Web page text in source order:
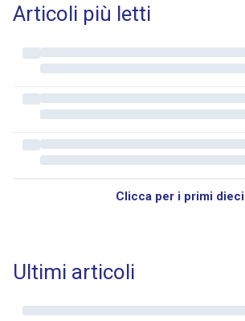
Articoli più letti
Clicca per i primi dieci
Ultimi articoli